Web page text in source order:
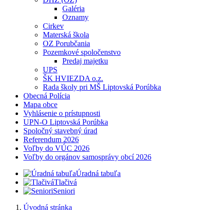
Galéria
Oznamy
Cirkev
Materská škola
OZ Porubčania
Pozemkové spoločenstvo
Predaj majetku
UPS
ŠK HVIEZDA o.z.
Rada školy pri MŠ Liptovská Porúbka
Obecná Polícia
Mapa obce
Vyhlásenie o prístupnosti
UPN-O Liptovská Porúbka
Spoločný stavebný úrad
Referendum 2026
Voľby do VÚC 2026
Voľby do orgánov samosprávy obcí 2026
Úradná tabuľa
Tlačivá
Seniori
Úvodná stránka